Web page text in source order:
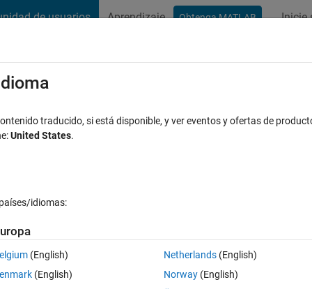
de usuarios Aprendizaje Obtenga MATLAB Inicie
traducido, si está disponible, y ver eventos y ofertas de
United States.
idiomas:
(English)
(English)
Netherlands(English)
Norway(English)